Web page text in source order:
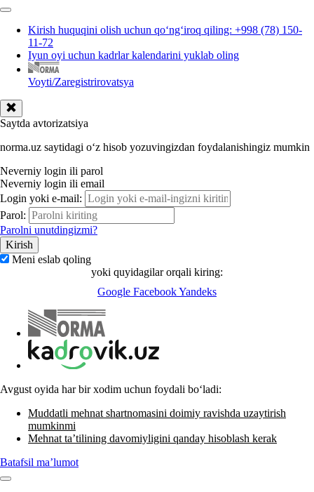
Kirish huquqini olish uchun qoʻngʻiroq qiling: +998 (78) 150-
11-72
Iyun oyi uchun kadrlar kalendarini yuklab oling
Voyti/Zaregistrirovatsya
Saytda avtorizatsiya
norma.uz saytidagi oʻz hisob yozuvingizdan foydalanishingiz mumkin
Neverniy login ili parol
Neverniy login ili email
Login yoki e-mail:
Parol:
Parolni unutdingizmi?
Meni eslab qoling
yoki quyidagilar orqali kiring:
Google FacebookYandeks
Avgust oyida har bir хodim uchun foydali boʻladi:
Muddatli mehnat shartnomasini doimiy ravishda uzaytirish
mumkinmi
Mehnat ta’tilining davomiyligini qanday hisoblash kerak
Batafsil ma’lumot